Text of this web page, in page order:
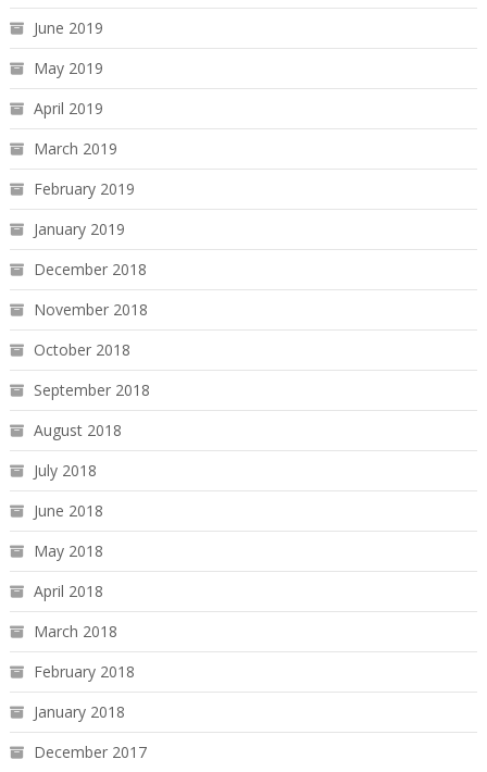
June 2019
May 2019
April 2019
March 2019
February 2019
January 2019
December 2018
November 2018
October 2018
September 2018
August 2018
July 2018
June 2018
May 2018
April 2018
March 2018
February 2018
January 2018
December 2017